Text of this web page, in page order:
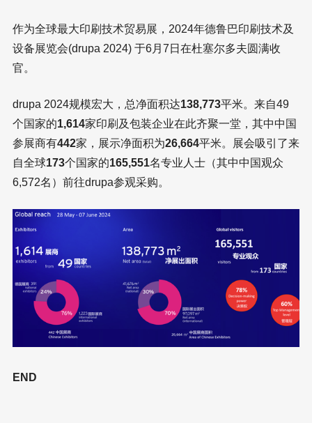
作为全球最大印刷技术贸易展，2024年德鲁巴印刷技术及
设备展览会(drupa 2024) 于6月7日在杜塞尔多夫圆满收
官。
drupa 2024规模宏大，总净面积达138,773平米。来自49
个国家的1,614家印刷及包装企业在此齐聚一堂，其中中国
参展商有442家，展示净面积为26,664平米。展会吸引了来
自全球173个国家的165,551名专业人士（其中中国观众
6,572名）前往drupa参观采购。
END